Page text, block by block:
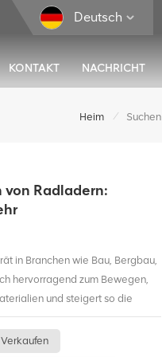
Deutsch
KONTAKT NACHRICHT
Heim / Suchen
von Radladern:
in Branchen wie Bau, Bergbau,
hervorragend zum Bewegen,
und steigert so die
Ist Ihnen jedoch schon einmal
je nach Region oder